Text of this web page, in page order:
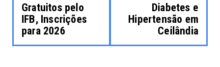
Gratuitos pelo
IFB, Inscrições
para 2026
Diabetes e
Hipertensão em
Ceilândia